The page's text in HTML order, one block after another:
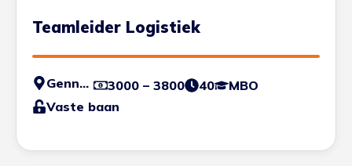
Teamleider Logistiek
Gennep 3000 – 3800 40
MBO
Vaste baan